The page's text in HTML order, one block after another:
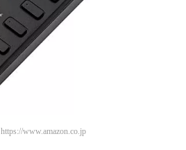
https://www.amazon.co.jp